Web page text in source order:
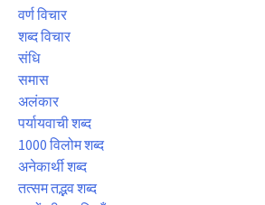
वर्ण विचार
शब्द विचार
संधि
समास
अलंकार
पर्यायवाची शब्द
1000 विलोम शब्द
अनेकार्थी शब्द
तत्सम तद्भव शब्द